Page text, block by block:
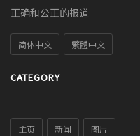
正确和公正的报道
简体中文 繁體中文
CATEGORY
主页 新闻 图片